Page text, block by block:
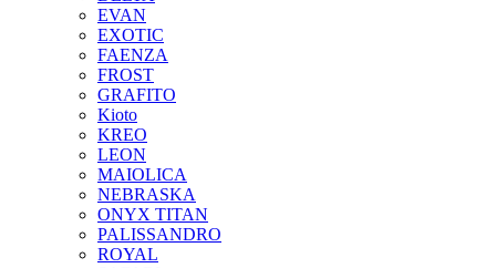
EVAN
EXOTIC
FAENZA
FROST
GRAFITO
Kioto
KREO
LEON
MAIOLICA
NEBRASKA
ONYX TITAN
PALISSANDRO
ROYAL